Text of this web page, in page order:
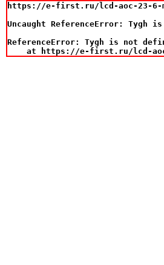
https://e-first.ru/lcd-aoc-23-6-
Uncaught ReferenceError: Tygh
ReferenceError: Tygh is not
at https://e-first.ru/lcd-